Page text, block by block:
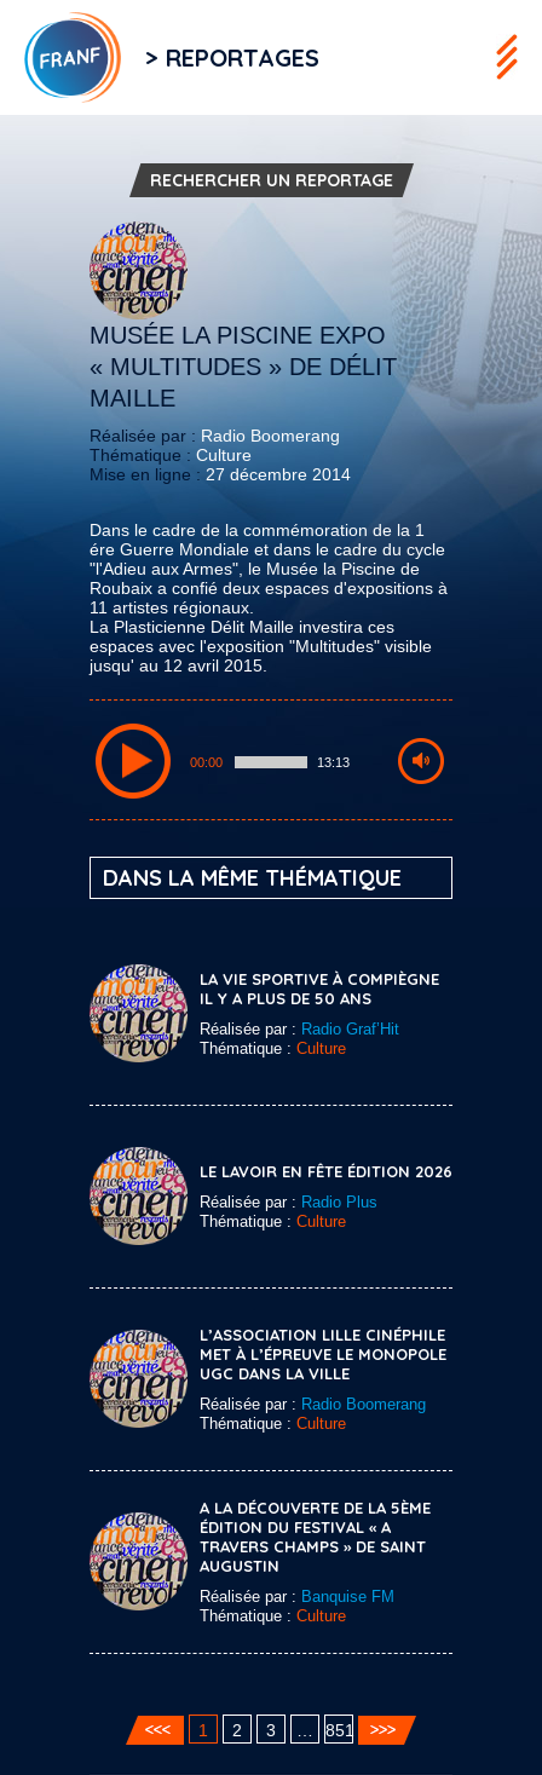
> REPORTAGES
RECHERCHER UN REPORTAGE
MUSÉE LA PISCINE EXPO
« MULTITUDES » DE DÉLIT
MAILLE
Réalisée par : Radio Boomerang
Thématique : Culture
Mise en ligne : 27 décembre 2014
Dans le cadre de la commémoration de la 1
ére Guerre Mondiale et dans le cadre du cycle
"l'Adieu aux Armes", le Musée la Piscine de
Roubaix a confié deux espaces d'expositions à
11 artistes régionaux.
La Plasticienne Délit Maille investira ces
espaces avec l'exposition "Multitudes" visible
jusqu' au 12 avril 2015.
00:00 13:13
DANS LA MÊME THÉMATIQUE
LA VIE SPORTIVE À COMPIÈGNE
IL Y A PLUS DE 50 ANS
Réalisée par : Radio Graf’Hit
Thématique : Culture
LE LAVOIR EN FÊTE ÉDITION 2026
Réalisée par : Radio Plus
Thématique : Culture
L’ASSOCIATION LILLE CINÉPHILE
MET À L’ÉPREUVE LE MONOPOLE
UGC DANS LA VILLE
Réalisée par : Radio Boomerang
Thématique : Culture
A LA DÉCOUVERTE DE LA 5ÈME
ÉDITION DU FESTIVAL « A
TRAVERS CHAMPS » DE SAINT
AUGUSTIN
Réalisée par : Banquise FM
Thématique : Culture
1 2 3 851